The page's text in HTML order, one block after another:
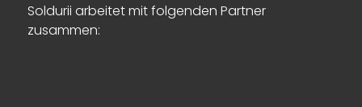
Soldurii arbeitet mit folgenden Partner
zusammen: